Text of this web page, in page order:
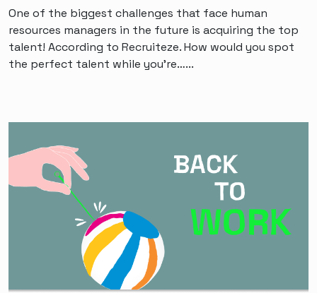
One of the biggest challenges that face human
resources managers in the future is acquiring the top
talent! According to Recruiteze. How would you spot
the perfect talent while you’re…...